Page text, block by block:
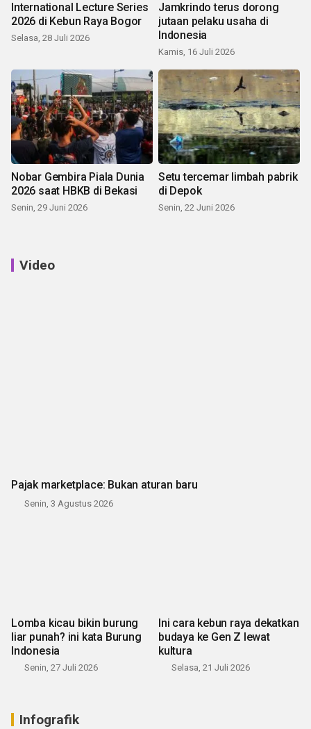
International Lecture Series
2026 di Kebun Raya Bogor
Selasa, 28 Juli 2026
Jamkrindo terus dorong
jutaan pelaku usaha di
Indonesia
Kamis, 16 Juli 2026
Nobar Gembira Piala Dunia
2026 saat HBKB di Bekasi
Senin, 29 Juni 2026
Setu tercemar limbah pabrik
di Depok
Senin, 22 Juni 2026
Video
Pajak marketplace: Bukan aturan baru
Senin, 3 Agustus 2026
Lomba kicau bikin burung
liar punah? ini kata Burung
Indonesia
Senin, 27 Juli 2026
Ini cara kebun raya dekatkan
budaya ke Gen Z lewat
kultura
Selasa, 21 Juli 2026
Infografik